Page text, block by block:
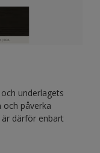
underlagets
påverka
därför enbart